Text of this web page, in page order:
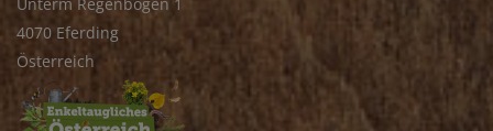
4070 Eferding
Österreich